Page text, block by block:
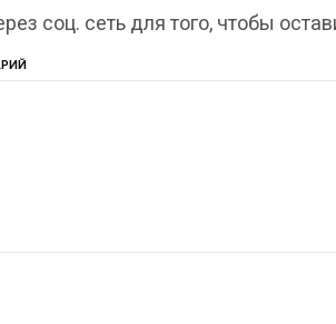
соц. сеть для того, чтобы